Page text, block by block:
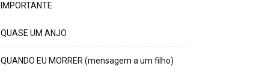
IMPORTANTE
QUASE UM ANJO
QUANDO EU MORRER (mensagem a um filho)